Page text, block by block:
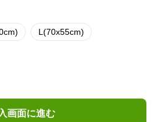
L(70x55cm)
画面に進む